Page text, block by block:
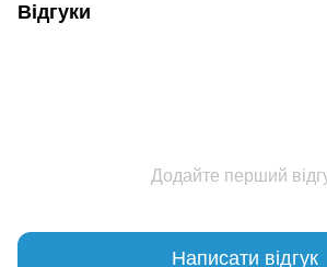
Відгуки
Додайте перший
Написати відгук